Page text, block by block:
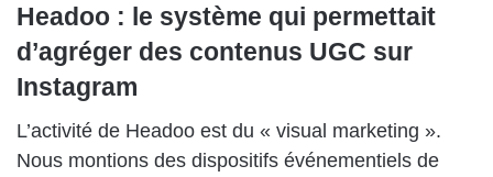
Headoo : le système qui permettait
d’agréger des contenus UGC sur
Instagram
L’activité de Headoo est du « visual marketing ».
Nous montions des dispositifs événementiels de